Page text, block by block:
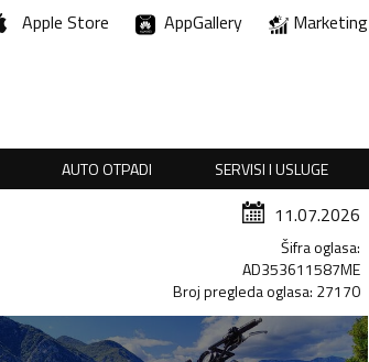
Apple Store AppGallery Marketing
AUTO OTPADI SERVISI I USLUGE
11.07.2026
Šifra oglasa:
AD353611587ME
Broj pregleda oglasa: 27170